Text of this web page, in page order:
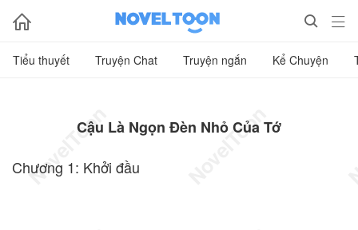
  
Tiểu thuyết Truyện Chat Truyện ngắn Kể Chuyện
Cậu Là Ngọn Đèn Nhỏ Của Tớ
Chương 1: Khởi đầu